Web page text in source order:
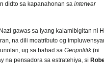
didto sa kapanahonan sa interwar
gawas sa iyang kalamibigitan ni
na dili moatributo og
ug sa bahad sa Geopolitik(ni
na pensadora sa estratehiya, si